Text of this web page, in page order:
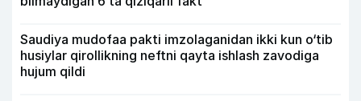
Saudiya mudofaa pakti imzolaganidan ikki kun o‘tib
husiylar qirollikning neftni qayta ishlash zavodiga
hujum qildi